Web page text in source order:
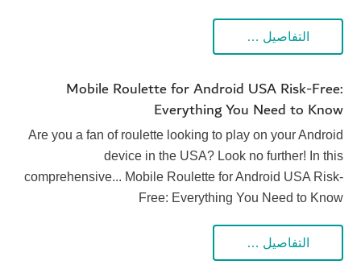
التفاصيل …
Mobile Roulette for Android USA Risk-Free:
Everything You Need to Know
Are you a fan of roulette looking to play on your Android
device in the USA? Look no further! In this
comprehensive... Mobile Roulette for Android USA Risk-
Free: Everything You Need to Know
التفاصيل …